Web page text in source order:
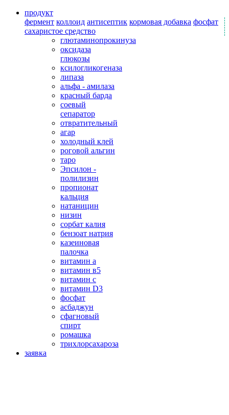
продукт
фермент коллоид антисептик кормовая добавка фосфат
сахаристое средство
глютаминопрокинуза
оксидаза
глюкозы
ксилогликогеназа
липаза
альфа - амилаза
красный барда
соевый
сепаратор
отвратительный
агар
холодный клей
роговой альгин
таро
Эпсилон -
полилизин
пропионат
кальция
натаницин
низин
сорбат калия
бензоат натрия
казеиновая
палочка
витамин а
витамин в5
витамин с
витамин D3
фосфат
асбаджун
сфагновый
спирт
ромашка
трихлорсахароза
заявка